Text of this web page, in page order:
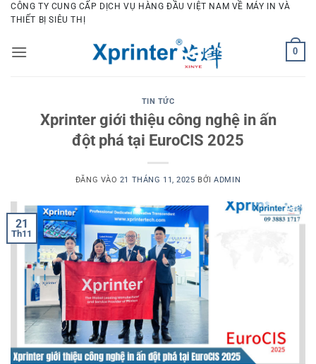
Bỏ
qua
dung
CÔNG TY CUNG CẤP DỊCH VỤ HÀNG ĐẦU VIỆT NAM VỀ MÁY IN VÀ
THIẾT BỊ SIÊU THỊ
0
TIN TỨC
Xprinter giới thiệu công nghệ in ấn
đột phá tại EuroCIS 2025
ĐĂNG VÀO 21 THÁNG 11, 2025 BỞIADMIN
21
Th11